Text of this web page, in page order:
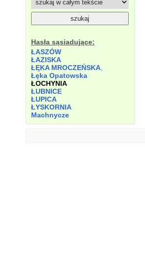
Hasła sąsiadujące:
ŁASZÓW
ŁAZISKA
ŁĘKA MROCZEŃSKA
Łęka Opatowska
ŁOCHYNIA
ŁUBNICE
ŁUPICA
ŁYSKORNIA
Machnycze